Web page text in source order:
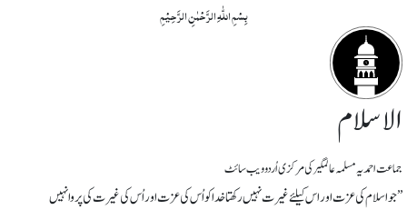
بِسۡمِ اللّٰہِ الرَّحۡمٰنِ الرَّحِیۡمِ
الاسلام
جماعت احمدیہ مسلمہ عالمگیر کی مرکزی اُردو ویب سائٹ
’’جو اسلام کی عزت اور اس کیلئے غیرت نہیں رکھتا خدا کو اُس کی عزت اور اُس کی غیرت کی پروا نہیں